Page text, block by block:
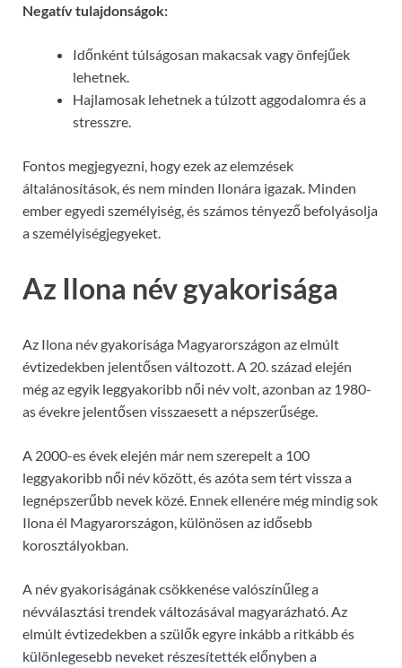
Negatív tulajdonságok:
Időnként túlságosan makacsak vagy önfejűek
lehetnek.
Hajlamosak lehetnek a túlzott aggodalomra és a
stresszre.
Fontos megjegyezni, hogy ezek az elemzések
általánosítások, és nem minden Ilonára igazak. Minden
ember egyedi személyiség, és számos tényező befolyásolja
a személyiségjegyeket.
Az Ilona név gyakorisága
Az Ilona név gyakorisága Magyarországon az elmúlt
évtizedekben jelentősen változott. A 20. század elején
még az egyik leggyakoribb női név volt, azonban az 1980-
as évekre jelentősen visszaesett a népszerűsége.
A 2000-es évek elején már nem szerepelt a 100
leggyakoribb női név között, és azóta sem tért vissza a
legnépszerűbb nevek közé. Ennek ellenére még mindig sok
Ilona él Magyarországon, különösen az idősebb
korosztályokban.
A név gyakoriságának csökkenése valószínűleg a
névválasztási trendek változásával magyarázható. Az
elmúlt évtizedekben a szülők egyre inkább a ritkább és
különlegesebb neveket részesítették előnyben a